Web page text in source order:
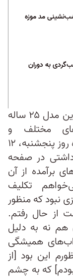
مد موزه
به دوران
پس از مصاحبه مذکور، از حال رفتن این مدل ۲۵ ساله
مختلف و
شایعه‌پراکنی بین مردم شد. اما بالاخره روز پنجشنبه، ۱۲
در صفحه
برآمده از آن
تکلیف
نبود که منظور
از حال رفتم.
نه به دلیل
همیشگی
این بود [از
که به چشم